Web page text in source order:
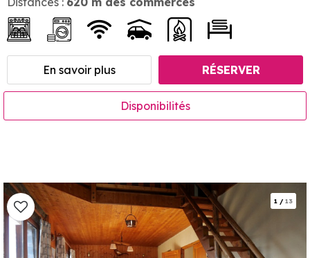
En savoir plus RÉSERVER
Disponibilités
1 / 13